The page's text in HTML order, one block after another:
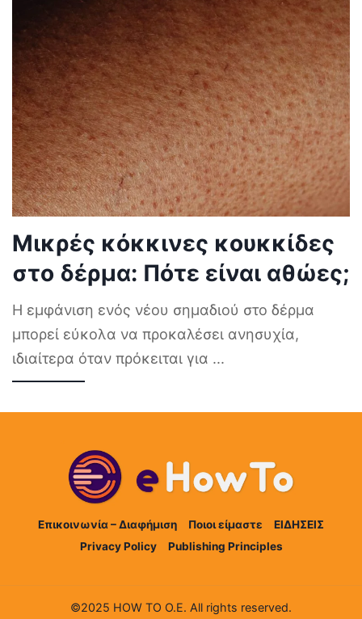
Μικρές κόκκινες κουκκίδες
στο δέρμα: Πότε είναι αθώες;
Η εμφάνιση ενός νέου σημαδιού στο δέρμα
μπορεί εύκολα να προκαλέσει ανησυχία,
ιδιαίτερα όταν πρόκειται για ...
Επικοινωνία – Διαφήμιση Ποιοι είμαστε
ΕΙΔΗΣΕΙΣ
Privacy Policy
Publishing Principles
©2025 HOW TO Ο.Ε. All rights reserved.